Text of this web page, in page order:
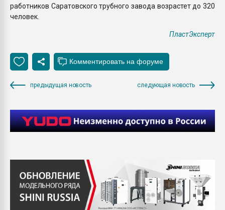
работников Саратовского трубного завода возрастет до 320
человек.
ПластЭксперт
предыдущая новость следующая новость